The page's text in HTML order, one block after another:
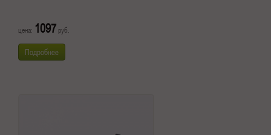
цена: 1097 руб.
Подробнее